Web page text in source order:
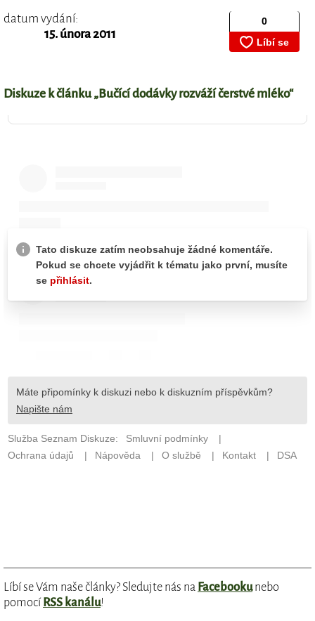
datum vydání:
15. února 2011
Diskuze k článku „Bučící dodávky rozváží čerstvé mléko“
Líbí se Vám naše články? Sledujte nás na Facebookunebo
pomocí RSS kanálu!